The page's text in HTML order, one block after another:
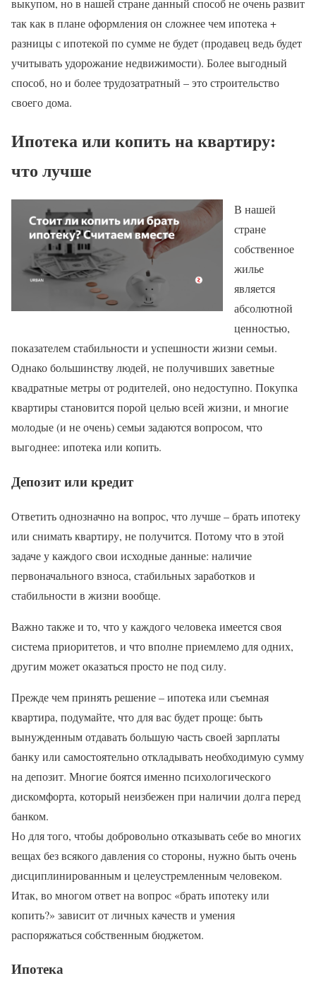
так как в плане оформления он сложнее чем ипотека +
разницы с ипотекой по сумме не будет (продавец ведь будет
учитывать удорожание недвижимости). Более выгодный
способ, но и более трудозатратный – это строительство
своего дома.
Ипотека или копить на квартиру:
что лучше
В нашей
стране
собственное
жилье
является
абсолютной
ценностью,
показателем стабильности и успешности жизни семьи.
Однако большинству людей, не получивших заветные
квадратные метры от родителей, оно недоступно. Покупка
квартиры становится порой целью всей жизни, и многие
молодые (и не очень) семьи задаются вопросом, что
выгоднее: ипотека или копить.
Депозит или кредит
Ответить однозначно на вопрос, что лучше – брать ипотеку
или снимать квартиру, не получится. Потому что в этой
задаче у каждого свои исходные данные: наличие
первоначального взноса, стабильных заработков и
стабильности в жизни вообще.
Важно также и то, что у каждого человека имеется своя
система приоритетов, и что вполне приемлемо для одних,
другим может оказаться просто не под силу.
Прежде чем принять решение – ипотека или съемная
квартира, подумайте, что для вас будет проще: быть
вынужденным отдавать большую часть своей зарплаты
банку или самостоятельно откладывать необходимую сумму
на депозит. Многие боятся именно психологического
дискомфорта, который неизбежен при наличии долга перед
банком.
Но для того, чтобы добровольно отказывать себе во многих
вещах без всякого давления со стороны, нужно быть очень
дисциплинированным и целеустремленным человеком.
Итак, во многом ответ на вопрос «брать ипотеку или
копить?» зависит от личных качеств и умения
распоряжаться собственным бюджетом.
Ипотека